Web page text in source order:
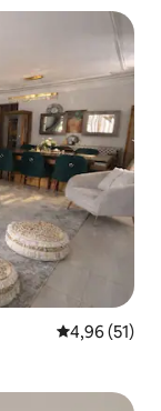
Note
4,96 (51)